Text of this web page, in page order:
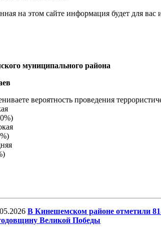
на этом сайте информация будет для вас
муниципального района
вероятность проведения
В Кинешемском районе отметили
Великой Победы